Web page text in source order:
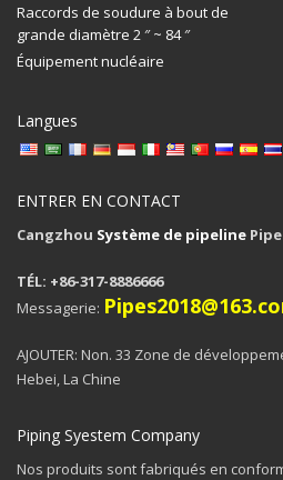
Raccords de soudure à bout de
grande diamètre 2 ″ ~ 84 ″
Équipement nucléaire
Langues
ENTRER EN CONTACT
Cangzhou Système de pipeline
TÉL: +86-317-8886666
Messagerie:
AJOUTER: Non. 33 Zone de
Hebei, La Chine
Piping Syestem Company
Nos produits sont fabriqués en